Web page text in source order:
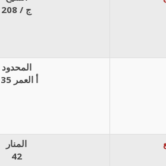
208 / ج
المحدود
/ أ العمر 35
المنار
42